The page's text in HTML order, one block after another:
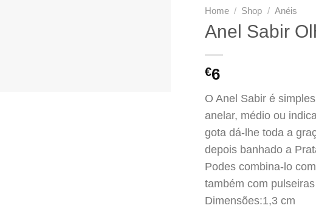
Home / Shop / Anéis
Anel Sabir
€6
O Anel Sabir é
anelar, médio ou
gota dá-lhe toda a
depois banhado a
Podes combina-lo
também com
Dimensões:1,3 cm